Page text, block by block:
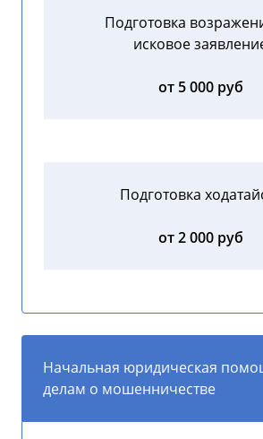
Подготовка
исковое
от 5 000 руб
Подготовка
от 2 000 руб
Начальная юридическая
делам о мошенничестве